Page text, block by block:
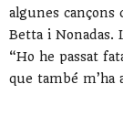
algunes cançons
Betta i Nonadas.
“Ho he passat
que també m’ha